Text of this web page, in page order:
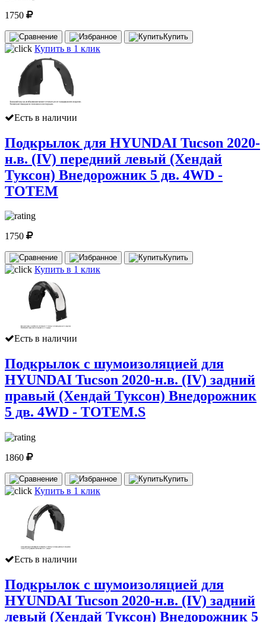
1750
Купить
Купить в 1 клик
Есть в наличии
Подкрылок для HYUNDAI Tucson 2020-
н.в. (IV) передний левый (Хендай
Туксон) Внедорожник 5 дв. 4WD -
TOTEM
1750
Купить
Купить в 1 клик
Есть в наличии
Подкрылок с шумоизоляцией для
HYUNDAI Tucson 2020-н.в. (IV) задний
правый (Хендай Туксон) Внедорожник
5 дв. 4WD - TOTEM.S
1860
Купить
Купить в 1 клик
Есть в наличии
Подкрылок с шумоизоляцией для
HYUNDAI Tucson 2020-н.в. (IV) задний
левый (Хендай Туксон) Внедорожник 5